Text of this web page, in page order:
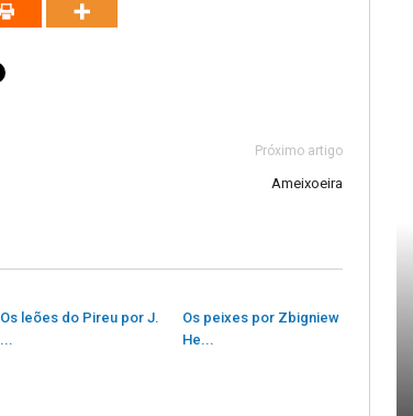
Próximo artigo
Ameixoeira
Os leões do Pireu por J.
...
Os peixes por Zbigniew
He...